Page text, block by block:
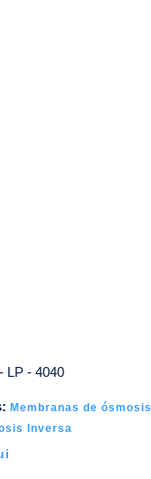
LP - 4040
Membranas de ósmosis
Inversa